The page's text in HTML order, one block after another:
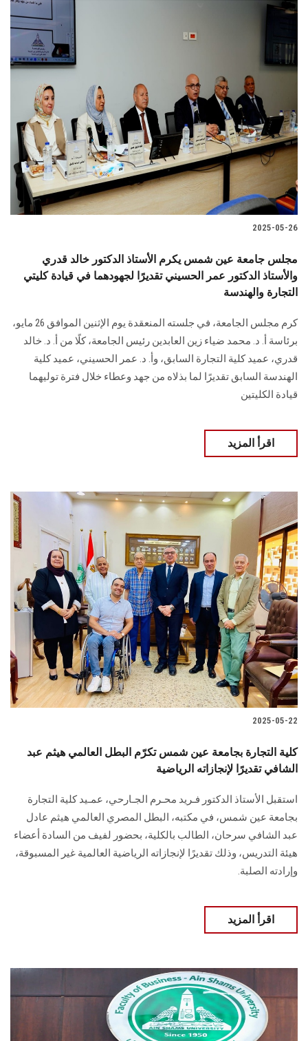
الأنظمة الذكية
الإعلام
تواصل معنا
الطلاب
هيئة التدريس
الدراسات العليا
الموظفون
سجل الان
2025-05-26
مجلس جامعة عين شمس يكرم الأستاذ الدكتور خالد قدري
والأستاذ الدكتور عمر الحسيني تقديرًا لجهودهما في قيادة كليتي
التجارة والهندسة
كرم مجلس الجامعة، في جلسته المنعقدة يوم الإثنين الموافق 26 مايو،
برئاسة أ. د. محمد ضياء زين العابدين رئيس الجامعة، كلًا من أ. د. خالد
قدري، عميد كلية التجارة السابق، وأ. د. عمر الحسيني، عميد كلية
الهندسة السابق تقديرًا لما بذلاه من جهد وعطاء خلال فترة توليهما
قيادة الكليتين
اقرأ المزيد
2025-05-22
كلية التجارة بجامعة عين شمس تكرّم البطل العالمي هيثم عبد
الشافي تقديرًا لإنجازاته الرياضية
استقبل الأستاذ الدكتور فـريد محـرم الجـارحي، عمـيد كلية التجارة
بجامعة عين شمس، في مكتبه، البطل المصري العالمي هيثم عادل
عبد الشافي سرحان، الطالب بالكلية، بحضور لفيف من السادة أعضاء
هيئة التدريس، وذلك تقديرًا لإنجازاته الرياضية العالمية غير المسبوقة،
وإرادته الصلبة.
اقرأ المزيد